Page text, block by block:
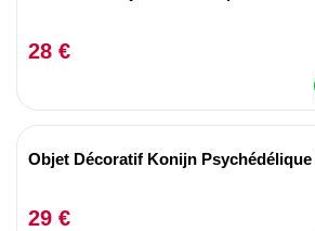
28 €
Objet Décoratif Konijn
29 €